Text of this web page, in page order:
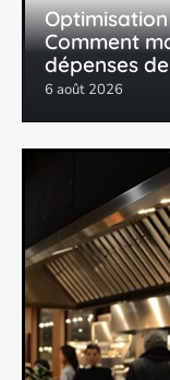
Comment
dépenses
6 août 2026